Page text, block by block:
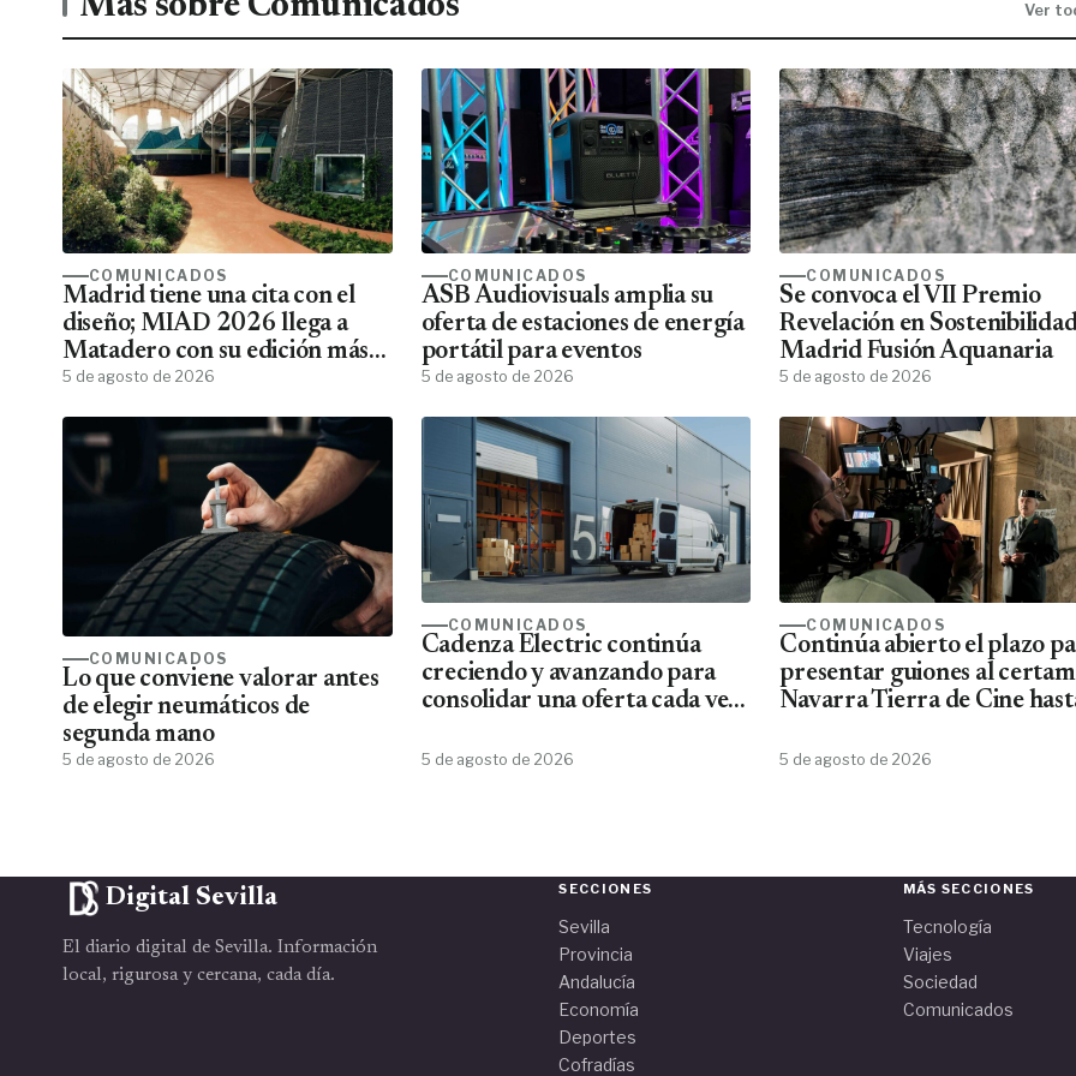
Más sobre Comunicados Ver
COMUNICADOS
Madrid tiene una cita con el
diseño; MIAD 2026 llega a
Matadero con su edición más
ambiciosa
5 de agosto de 2026
COMUNICADOS
ASB Audiovisuals amplia su
oferta de estaciones de energía
portátil para eventos
5 de agosto de 2026
COMUNICADOS
Se convoca el VII Premio
Revelación en
Madrid Fusión Aquanaria
5 de agosto de 2026
COMUNICADOS
Lo que conviene valorar antes
de elegir neumáticos de
segunda mano
5 de agosto de 2026
COMUNICADOS
Cadenza Electric continúa
creciendo y avanzando para
consolidar una oferta cada vez
eléctrico Schneider
5 de agosto de 2026
COMUNICADOS
Continúa abierto el plazo
presentar guiones al
Navarra Tierra de Cine
5 de agosto de 2026
Digital Sevilla
El diario digital de Sevilla. Información
local, rigurosa y cercana, cada día.
SECCIONES
Sevilla
Provincia
Andalucía
Economía
Deportes
Cofradías
MÁS SECCIONES
Tecnología
Viajes
Sociedad
Comunicados